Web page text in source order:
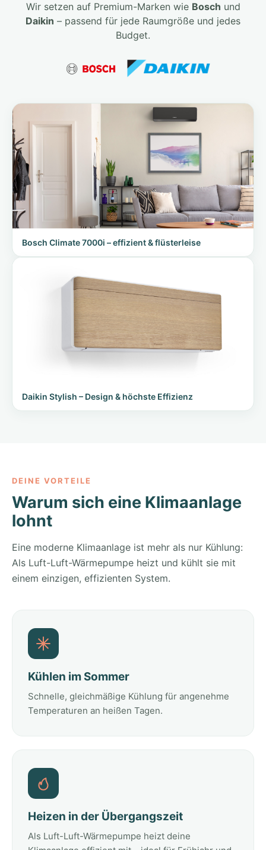
Wir setzen auf Premium-Marken wie Bosch und
Daikin – passend für jede Raumgröße und jedes
Budget.
Bosch Climate 7000i – effizient & flüsterleise
Daikin Stylish – Design & höchste Effizienz
DEINE VORTEILE
Warum sich eine Klimaanlage
lohnt
Eine moderne Klimaanlage ist mehr als nur Kühlung:
Als Luft-Luft-Wärmepumpe heizt und kühlt sie mit
einem einzigen, effizienten System.
Kühlen im Sommer
Schnelle, gleichmäßige Kühlung für angenehme
Temperaturen an heißen Tagen.
Heizen in der Übergangszeit
Als Luft-Luft-Wärmepumpe heizt deine